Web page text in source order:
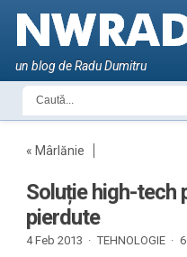
un blog de Radu Dumitru
« Mârlănie
Soluție high-tech
pierdute
4 Feb 2013 · TEHNOLOGIE ·